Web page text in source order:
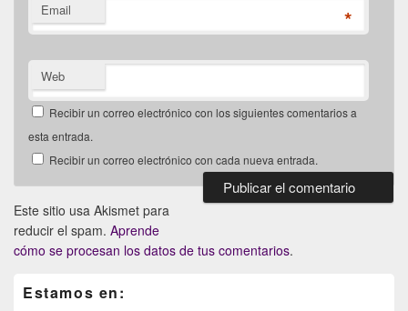
Email *
Web
Recibir un correo electrónico con los siguientes comentarios a
esta entrada.
Recibir un correo electrónico con cada nueva entrada.
Este sitio usa Akismet para
reducir el spam. Aprende
cómo se procesan los datos de tus comentarios.
Sidebar
Estamos en: